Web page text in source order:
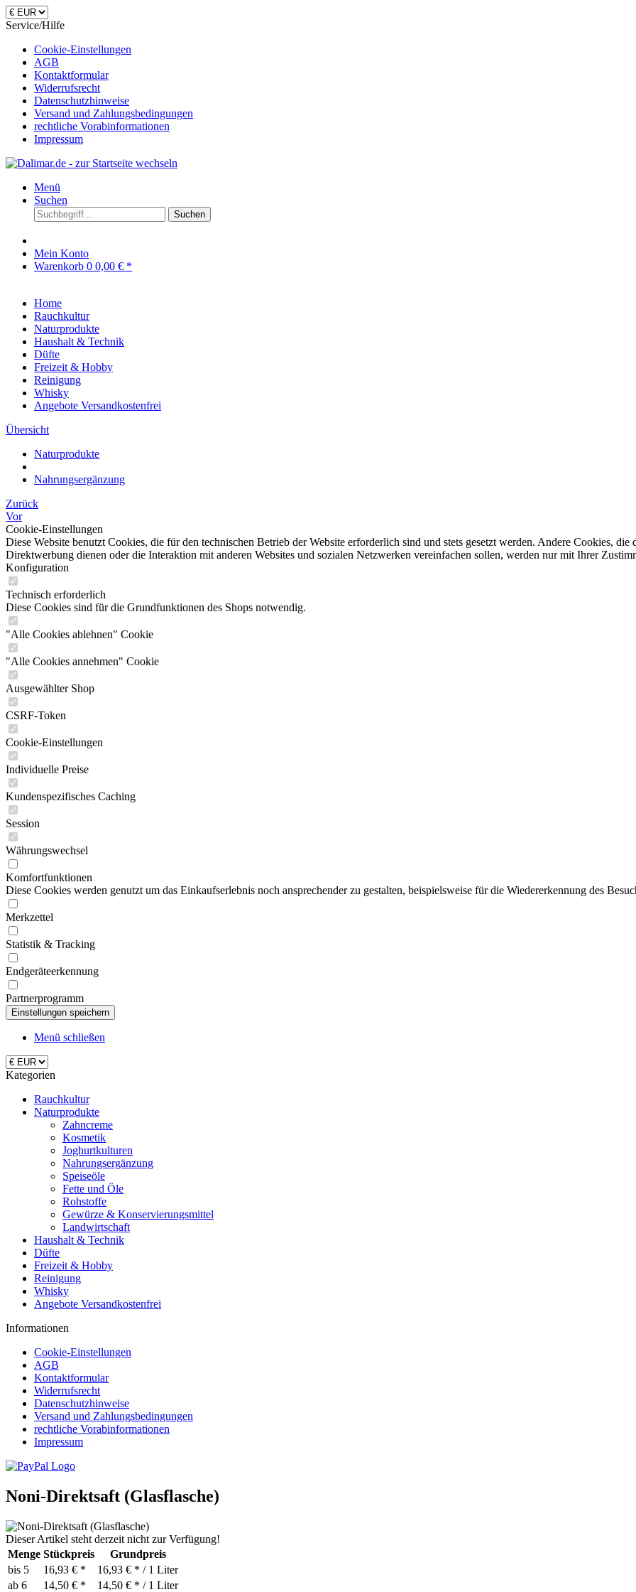
Service/Hilfe
Cookie-Einstellungen
AGB
Kontaktformular
Widerrufsrecht
Datenschutzhinweise
Versand und Zahlungsbedingungen
rechtliche Vorabinformationen
Impressum
Menü
Suchen
Suchen
Mein Konto
Warenkorb 0 0,00 € *
Home
Rauchkultur
Naturprodukte
Haushalt & Technik
Düfte
Freizeit & Hobby
Reinigung
Whisky
Angebote Versandkostenfrei
Übersicht
Naturprodukte
Nahrungsergänzung
Zurück
Vor
Cookie-Einstellungen
Diese Website benutzt Cookies, die für den technischen Betrieb der Website erforderlich sind und stets gesetzt werden. Andere Cookies,
Direktwerbung dienen oder die Interaktion mit anderen Websites und sozialen Netzwerken vereinfachen sollen, werden nur mit Ihrer
Konfiguration
Technisch erforderlich
Diese Cookies sind für die Grundfunktionen des Shops notwendig.
"Alle Cookies ablehnen" Cookie
"Alle Cookies annehmen" Cookie
Ausgewählter Shop
CSRF-Token
Cookie-Einstellungen
Individuelle Preise
Kundenspezifisches Caching
Session
Währungswechsel
Komfortfunktionen
Diese Cookies werden genutzt um das Einkaufserlebnis noch ansprechender zu gestalten, beispielsweise für die Wiedererkennung des
Merkzettel
Statistik & Tracking
Endgeräteerkennung
Partnerprogramm
Menü schließen
Kategorien
Rauchkultur
Naturprodukte
Zahncreme
Kosmetik
Joghurtkulturen
Nahrungsergänzung
Speiseöle
Fette und Öle
Rohstoffe
Gewürze & Konservierungsmittel
Landwirtschaft
Haushalt & Technik
Düfte
Freizeit & Hobby
Reinigung
Whisky
Angebote Versandkostenfrei
Informationen
Cookie-Einstellungen
AGB
Kontaktformular
Widerrufsrecht
Datenschutzhinweise
Versand und Zahlungsbedingungen
rechtliche Vorabinformationen
Impressum
Noni-Direktsaft (Glasflasche)
Dieser Artikel steht derzeit nicht zur Verfügung!
Menge Stückpreis
Grundpreis
bis 5 16,93 € *
16,93 € * / 1 Liter
ab 6 14,50 € *
14,50 € * / 1 Liter